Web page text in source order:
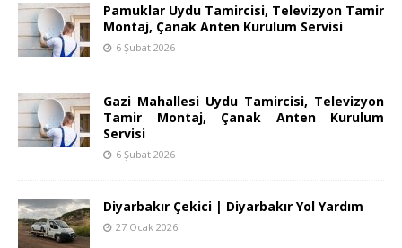
Pamuklar Uydu Tamircisi, Televizyon Tamir
Montaj, Çanak Anten Kurulum Servisi
6 Şubat 2026
Gazi Mahallesi Uydu Tamircisi, Televizyon
Tamir Montaj, Çanak Anten Kurulum
Servisi
6 Şubat 2026
Diyarbakır Çekici | Diyarbakır Yol Yardım
27 Ocak 2026